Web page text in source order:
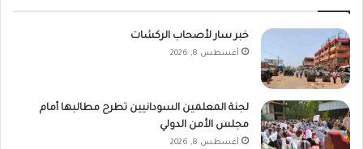
خبر سار لأصحاب الركشات
أغسطس 8, 2026
لجنة المعلمين السودانيين تطرح مطالبها أمام
مجلس الأمن الدولي
أغسطس 8, 2026